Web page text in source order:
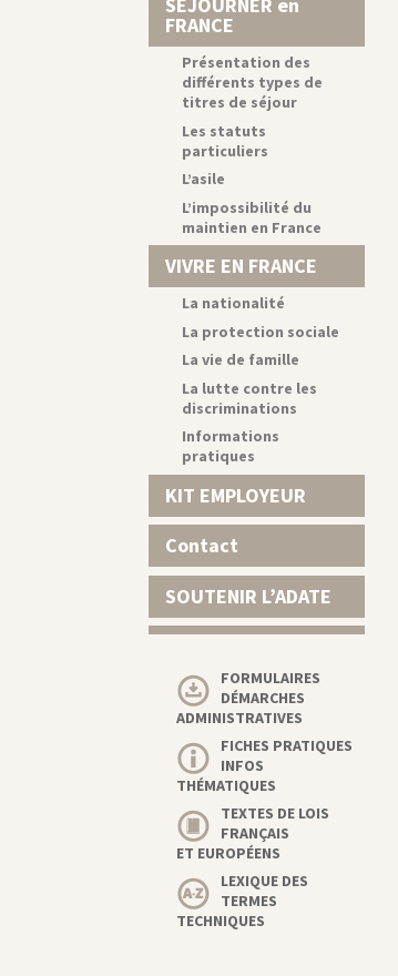
FRANCE
Présentation des
différents types de
titres de séjour
Les statuts
particuliers
L’asile
L’impossibilité du
maintien en France
VIVRE EN FRANCE
La nationalité
La protection sociale
La vie de famille
La lutte contre les
discriminations
Informations
pratiques
KIT EMPLOYEUR
Contact
SOUTENIR L’ADATE
FORMULAIRES
DÉMARCHES
ADMINISTRATIVES
FICHES PRATIQUES
INFOS
THÉMATIQUES
TEXTES DE LOIS
FRANÇAIS
ET EUROPÉENS
LEXIQUE DES
TERMES
TECHNIQUES